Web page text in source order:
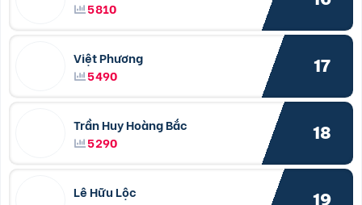
5810
Việt Phương
5490
17
Trần Huy Hoàng Bắc
5290
18
Lê Hữu Lộc
19